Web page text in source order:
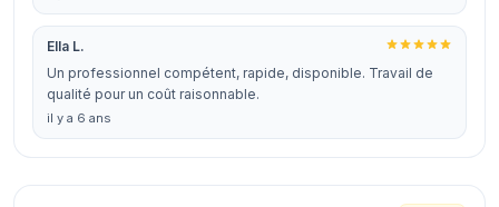
Ella L.
Un professionnel compétent, rapide, disponible. Travail de
qualité pour un coût raisonnable.
il y a 6 ans